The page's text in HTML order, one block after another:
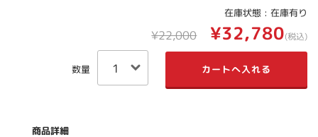
在庫状態 : 在庫有り
¥22,000 ¥32,780(税込)
数量
商品詳細